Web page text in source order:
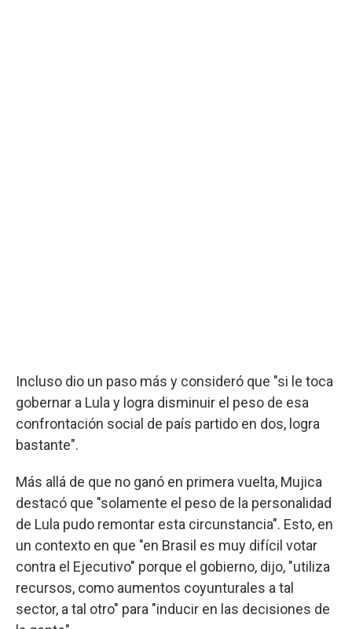
Incluso dio un paso más y consideró que "si le toca
gobernar a Lula y logra disminuir el peso de esa
confrontación social de país partido en dos, logra
bastante".
Más allá de que no ganó en primera vuelta, Mujica
destacó que "solamente el peso de la personalidad
de Lula pudo remontar esta circunstancia". Esto, en
un contexto en que "en Brasil es muy difícil votar
contra el Ejecutivo" porque el gobierno, dijo, "utiliza
recursos, como aumentos coyunturales a tal
sector, a tal otro" para "inducir en las decisiones de